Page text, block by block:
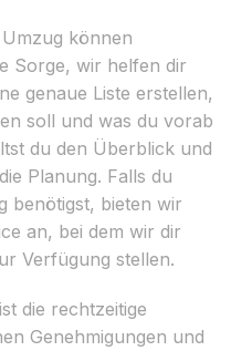
können
Sorge, wir helfen dir
genaue Liste erstellen,
soll und was du vorab
du den Überblick und
Planung. Falls du
benötigst, bieten wir
an, bei dem wir dir
Verfügung stellen.
die rechtzeitige
Genehmigungen und